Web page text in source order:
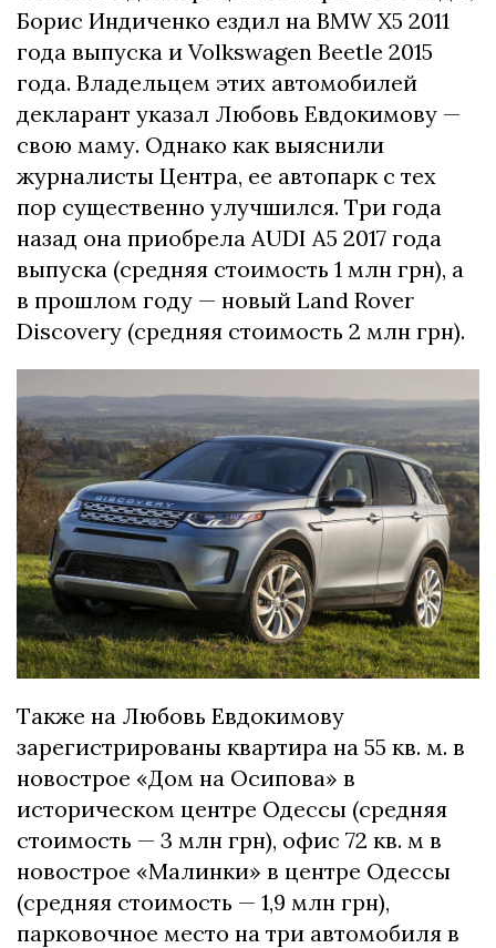
Борис Индиченко ездил на BMW X5 2011
года выпуска и Volkswagen Beetle 2015
года. Владельцем этих автомобилей
декларант указал Любовь Евдокимову —
свою маму. Однако как выяснили
журналисты Центра, ее автопарк с тех
пор существенно улучшился. Три года
назад она приобрела AUDI A5 2017 года
выпуска (средняя стоимость 1 млн грн), а
в прошлом году — новый Land Rover
Discovery (средняя стоимость 2 млн грн).
Также на Любовь Евдокимову
зарегистрированы квартира на 55 кв. м. в
новострое «Дом на Осипова» в
историческом центре Одессы (средняя
стоимость — 3 млн грн), офис 72 кв. м в
новострое «Малинки» в центре Одессы
(средняя стоимость — 1,9 млн грн),
парковочное место на три автомобиля в